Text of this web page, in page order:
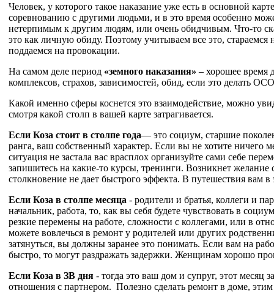
Человек, у которого такое наказание уже есть в основной
соревнованию с другими людьми, и в это время особенно
нетерпимым к другим людям, или очень обидчивым. Что-то
это как личную обиду. Поэтому учитываем все это, стараемся
поддаемся на провокации.
На самом деле период «земного наказания» – хорошее время
комплексов, страхов, зависимостей, обид, если это делать
Какой именно сферы коснется это взаимодействие, можно
смотря какой столп в вашей карте затрагивается.
Если Коза стоит в столпе года— это социум, старшие
ранга, ваш собственный характер. Если вы не хотите ничего
ситуация не застала вас врасплох организуйте сами себе
запишитесь на какие-то курсы, тренинги. Возникнет желание
столкновение не дает быстрого эффекта. В путешествия вам
Если Коза в столпе месяца - родители и братья, коллеги и
начальник, работа, то, как вы себя будете чувствовать в
резкие перемены на работе, сложности с коллегами, или в
можете вовлечься в ремонт у родителей или других
затянуться, вы должны заранее это понимать. Если вам на
быстро, то могут раздражать задержки. Женщинам хорошо
Если Коза в ЗВ дня - тогда это ваш дом и супруг, этот месяц
отношения с партнером. Полезно сделать ремонт в доме,